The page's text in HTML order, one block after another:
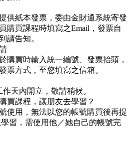
供紙本發票，委由金財通系統寄發
購買課程時填寫之Email，發票自
請告知。
購買時輸入統一編號、發票抬頭，
票方式，至您填寫之信箱。
天內開立，敬請稍候。
買課程，讓朋友去學習？
使用，無法以您的帳號購買後再提
習，需使用他／她自己的帳號完